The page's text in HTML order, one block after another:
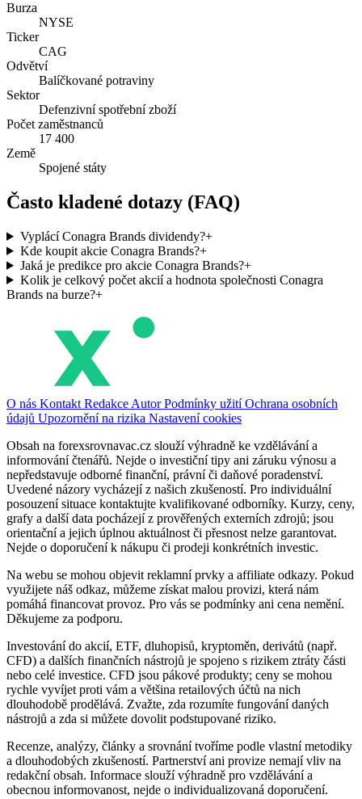
Burza
NYSE
Ticker
CAG
Odvětví
Balíčkované potraviny
Sektor
Defenzivní spotřební zboží
Počet zaměstnanců
17 400
Země
Spojené státy
Často kladené dotazy (FAQ)
Vyplácí Conagra Brands dividendy?+
Kde koupit akcie Conagra Brands?+
Jaká je predikce pro akcie Conagra Brands?+
Kolik je celkový počet akcií a hodnota společnosti Conagra
Brands na burze?+
O nás Kontakt Redakce AutorPodmínky užitíOchrana osobních
údajů Upozornění na rizika Nastavení cookies
Obsah na forexsrovnavac.cz slouží výhradně ke vzdělávání a
informování čtenářů. Nejde o investiční tipy ani záruku výnosu a
nepředstavuje odborné finanční, právní či daňové poradenství.
Uvedené názory vycházejí z našich zkušeností. Pro individuální
posouzení situace kontaktujte kvalifikované odborníky. Kurzy, ceny,
grafy a další data pocházejí z prověřených externích zdrojů; jsou
orientační a jejich úplnou aktuálnost či přesnost nelze garantovat.
Nejde o doporučení k nákupu či prodeji konkrétních investic.
Na webu se mohou objevit reklamní prvky a affiliate odkazy. Pokud
využijete náš odkaz, můžeme získat malou provizi, která nám
pomáhá financovat provoz. Pro vás se podmínky ani cena nemění.
Děkujeme za podporu.
Investování do akcií, ETF, dluhopisů, kryptoměn, derivátů (např.
CFD) a dalších finančních nástrojů je spojeno s rizikem ztráty části
nebo celé investice. CFD jsou pákové produkty; ceny se mohou
rychle vyvíjet proti vám a většina retailových účtů na nich
dlouhodobě prodělává. Zvažte, zda rozumíte fungování daných
nástrojů a zda si můžete dovolit podstupované riziko.
Recenze, analýzy, články a srovnání tvoříme podle vlastní metodiky
a dlouhodobých zkušeností. Partnerství ani provize nemají vliv na
redakční obsah. Informace slouží výhradně pro vzdělávání a
obecnou informovanost, nejde o individualizovaná doporučení.